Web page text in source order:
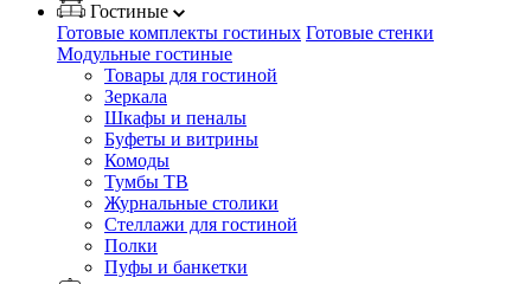
Гостиные
Готовые комплекты гостиных Готовые стенки
Модульные гостиные
Товары для гостиной
Зеркала
Шкафы и пеналы
Буфеты и витрины
Комоды
Тумбы ТВ
Журнальные столики
Стеллажи для гостиной
Полки
Пуфы и банкетки